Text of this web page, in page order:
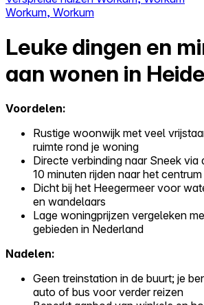
Workum, Workum
Leuke dingen en
aan wonen in
Voordelen:
Rustige woonwijk met veel
ruimte rond je woning
Directe verbinding naar Sneek
10 minuten rijden naar het centrum
Dicht bij het Heegermeer voor
en wandelaars
Lage woningprijzen vergeleken
gebieden in Nederland
Nadelen:
Geen treinstation in de buurt; je
auto of bus voor verder reizen